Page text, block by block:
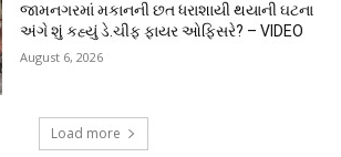
જામનગરમાં મકાનની છત ધરાશાયી થયાની ઘટના
અંગે શું કહ્યું ડે.ચીફ ફાયર ઓફિસરે? – VIDEO
August 6, 2026
Load more